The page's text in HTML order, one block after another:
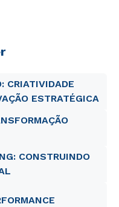
CRIATIVIDADE
ESTRATÉGICA
CONSTRUINDO